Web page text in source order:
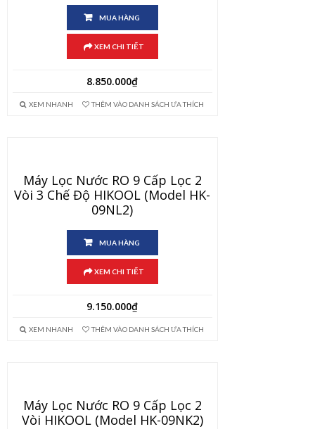
MUA HÀNG
XEM CHI TIẾT
8.850.000₫
XEM NHANH THÊM VÀO DANH SÁCH ƯA THÍCH
Máy Lọc Nước RO 9 Cấp Lọc 2
Vòi 3 Chế Độ HIKOOL (Model HK-
09NL2)
MUA HÀNG
XEM CHI TIẾT
9.150.000₫
XEM NHANH THÊM VÀO DANH SÁCH ƯA THÍCH
Máy Lọc Nước RO 9 Cấp Lọc 2
Vòi HIKOOL (Model HK-09NK2)